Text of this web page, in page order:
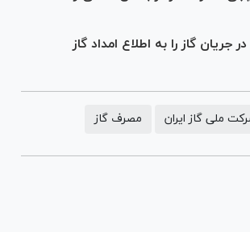
جریان گاز را به اطلاع امداد گاز
ملی گاز ایران مصرف گاز